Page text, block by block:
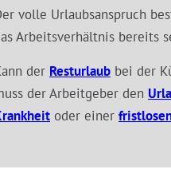
volle Urlaubsanspruch
Arbeitsverhältnis bereits
der Resturlaub bei der
der Arbeitgeber den
oder einer